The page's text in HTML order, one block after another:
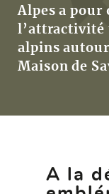
Alpes a pour
l’attractivité
alpins
Maison de
A la